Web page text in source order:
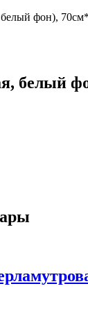
белый фон),
белый